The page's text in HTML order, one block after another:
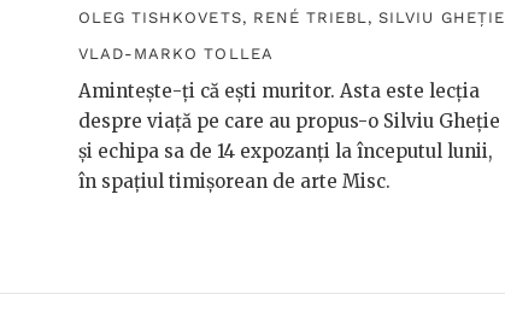
OLEG TISHKOVETS, RENÉ TRIEBL ,SILVIU GHEŢIE
VLAD-MARKO TOLLEA
Amintește-ți că ești muritor. Asta este lecția
despre viață pe care au propus-o Silviu Gheție
și echipa sa de 14 expozanți la începutul lunii,
în spațiul timișorean de arte Misc.